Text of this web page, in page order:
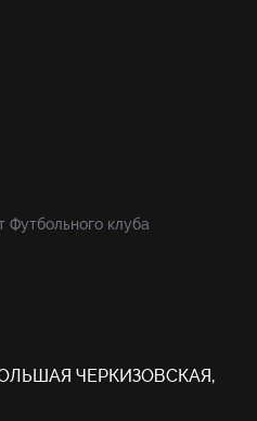
Футбольного клуба
ЧЕРКИЗОВСКАЯ,